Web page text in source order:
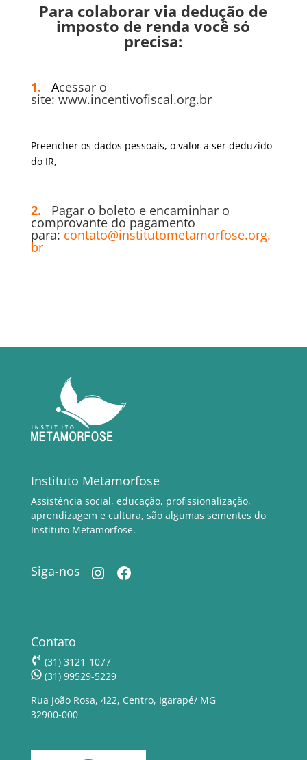
Para colaborar via dedução de
imposto de renda você só
precisa:
1. Acessar o
site: www.incentivofiscal.org.br
Preencher os dados pessoais, o valor a ser deduzido
do IR,
2. Pagar o boleto e encaminhar o
comprovante do pagamento
para: contato@institutometamorfose.org.
br
Instituto Metamorfose
Assistência social, educação, profissionalização,
aprendizagem e cultura, são algumas sementes do
Instituto Metamorfose.
Siga-nos Instagram
Facebook
Contato
(31) 3121-1077
(31) 99529-5229
Rua João Rosa, 422, Centro, Igarapé/ MG
32900-000